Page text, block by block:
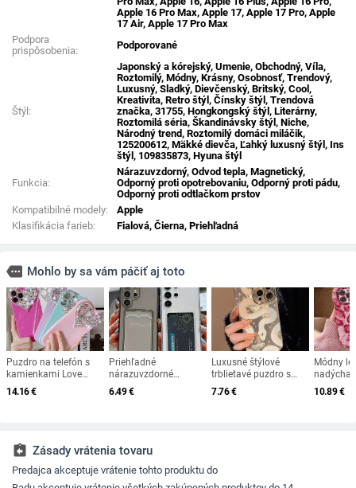
Apple 16 Pro Max, Apple 17, Apple 17 Pro, Apple
17 Air, Apple 17 Pro Max
Podpora
prispôsobenia:
Podporované
Štýl:
Japonský a kórejský, Umenie, Obchodný, Víla,
Roztomilý, Módny, Krásny, Osobnosť, Trendový,
Luxusný, Sladký, Dievčenský, Britský, Cool,
Kreativita, Retro štýl, Čínsky štýl, Trendová
značka, 31755, Hongkongský štýl, Literárny,
Roztomilá séria, Škandinávsky štýl, Niche,
Národný trend, Roztomilý domáci miláčik,
125200612, Mäkké dievča, Ľahký luxusný štýl, Ins
štýl, 109835873, Hyuna štýl
Funkcia:
Nárazuvzdorný, Odvod tepla, Magnetický,
Odporný proti opotrebovaniu, Odporný proti pádu,
Odporný proti odtlačkom prstov
Kompatibilné modely:
Apple
Klasifikácia farieb:
Fialová, Čierna, Priehľadná
more Mohlo by sa vám páčiť aj toto
Puzdro na telefón s
kamienkami Love
Heart, ochranné
puzdro pre iPhone 16,
nárazuvzdorný zadný
kryt
14.16€
Priehľadné
nárazuvzdorné
silikónové puzdro na
telefón s kartónovou
S21 S23 FE, mäkké
TPU zadné puzdro
6.49€
Luxusné štýlové
trblietavé puzdro s
kresleným hadím
pokovovaním pre
7.76€
Módny
stojan s
puzdrom
10.89€
assignment_return Zásady vrátenia tovaru
Predajca akceptuje vrátenie tohto produktu do